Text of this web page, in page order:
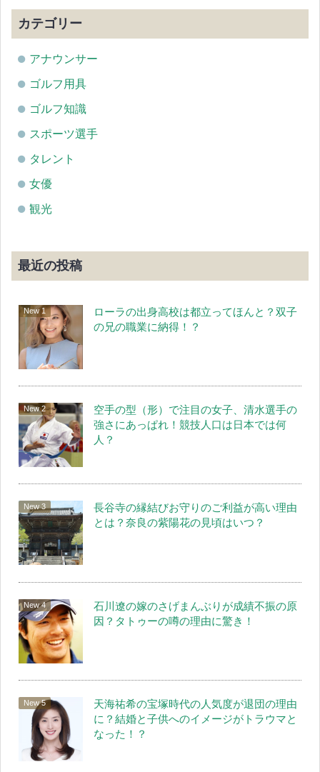
カテゴリー
アナウンサー
ゴルフ用具
ゴルフ知識
スポーツ選手
タレント
女優
観光
最近の投稿
ローラの出身高校は都立ってほんと？双子
の兄の職業に納得！？
空手の型（形）で注目の女子、清水選手の
強さにあっぱれ！競技人口は日本では何
人？
長谷寺の縁結びお守りのご利益が高い理由
とは？奈良の紫陽花の見頃はいつ？
石川遼の嫁のさげまんぶりが成績不振の原
因？タトゥーの噂の理由に驚き！
天海祐希の宝塚時代の人気度が退団の理由
に？結婚と子供へのイメージがトラウマと
なった！？